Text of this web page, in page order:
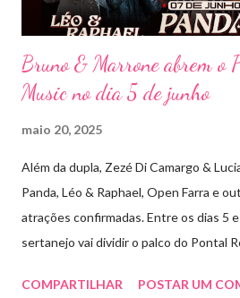
Bruno & Marrone abrem o
Music no dia 5 de junho
maio 20, 2025
Além da dupla, Zezé Di Camargo &
Panda, Léo & Raphael, Open Farra e
atrações confirmadas. Entre os dias 5
sertanejo vai dividir o palco do Pontal
outras atrações. Esta edição da festa,
COMPARTILHAR POSTAR UM